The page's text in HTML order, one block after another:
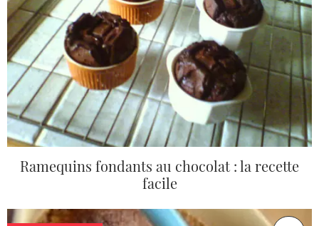
Ramequins fondants au chocolat : la recette
facile